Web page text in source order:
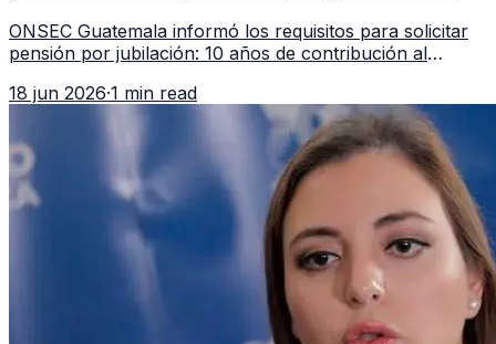
ONSEC Guatemala informó los requisitos para solicitar
pensión por jubilación: 10 años de contribución al
importar edad.
18 jun 2026·1 min read